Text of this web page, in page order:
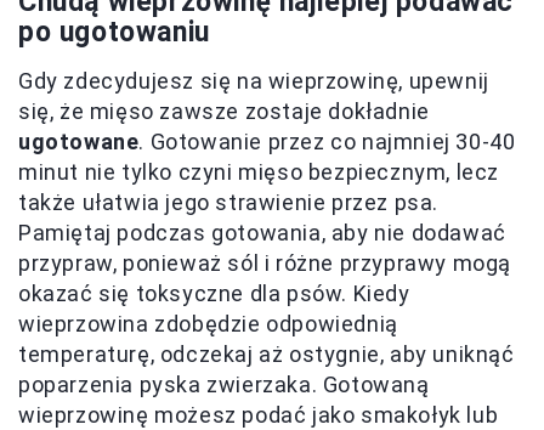
po ugotowaniu
Gdy zdecydujesz się na wieprzowinę, upewnij
się, że mięso zawsze zostaje dokładnie
ugotowane. Gotowanie przez co najmniej 30-40
minut nie tylko czyni mięso bezpiecznym, lecz
także ułatwia jego strawienie przez psa.
Pamiętaj podczas gotowania, aby nie dodawać
przypraw, ponieważ sól i różne przyprawy mogą
okazać się toksyczne dla psów. Kiedy
wieprzowina zdobędzie odpowiednią
temperaturę, odczekaj aż ostygnie, aby uniknąć
poparzenia pyska zwierzaka. Gotowaną
wieprzowinę możesz podać jako smakołyk lub